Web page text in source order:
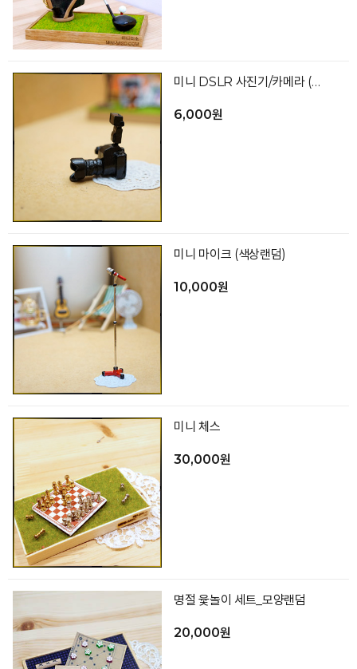
미니 DSLR 사진기/카메라 (색상랜덤)
6,000원
미니 마이크 (색상랜덤)
10,000원
미니 체스
30,000원
명절 윷놀이 세트_모양랜덤
20,000원